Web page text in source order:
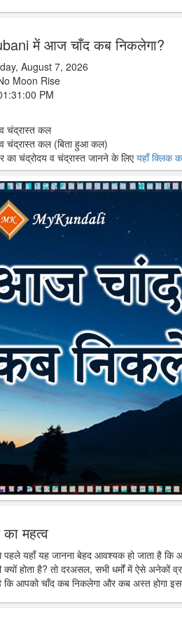
में आज चाँद कब निकलेगा?
August 7, 2026
Moon Rise
PM
चंद्रास्त कल
चंद्रास्त कल (बिता हुआ कल)
का चंद्रोदय व चंद्रास्त जानने के लिएयहाँ क्लिक
महत्व
यहाँ यह जानना बेहद आवश्यक हो जाता है कि
होता है? तो दरअसल, सभी धर्मों में ऐसे अनेकों
कि आपको चाँद कब निकलेगा और कब अस्त होगा